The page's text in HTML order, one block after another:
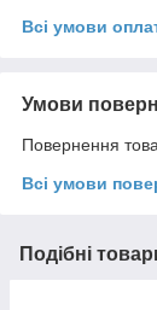
Всі умови
Умови
Повернення
Всі умови
Подібні